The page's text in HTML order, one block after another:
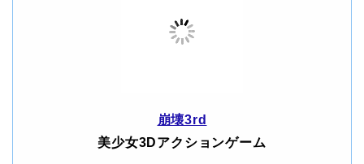
崩壊3rd
美少女3Dアクションゲーム